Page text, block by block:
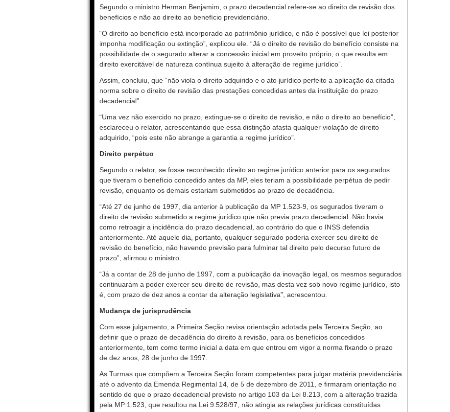
Segundo o ministro Herman Benjamim, o prazo decadencial refere-se ao direito de revisão dos
benefícios e não ao direito ao benefício previdenciário.
“O direito ao benefício está incorporado ao patrimônio jurídico, e não é possível que lei posterior
imponha modificação ou extinção”, explicou ele. “Já o direito de revisão do benefício consiste na
possibilidade de o segurado alterar a concessão inicial em proveito próprio, o que resulta em
direito exercitável de natureza contínua sujeito à alteração de regime jurídico”.
Assim, concluiu, que “não viola o direito adquirido e o ato jurídico perfeito a aplicação da citada
norma sobre o direito de revisão das prestações concedidas antes da instituição do prazo
decadencial”.
“Uma vez não exercido no prazo, extingue-se o direito de revisão, e não o direito ao benefício”,
esclareceu o relator, acrescentando que essa distinção afasta qualquer violação de direito
adquirido, “pois este não abrange a garantia a regime jurídico”.
Direito perpétuo
Segundo o relator, se fosse reconhecido direito ao regime jurídico anterior para os segurados
que tiveram o benefício concedido antes da MP, eles teriam a possibilidade perpétua de pedir
revisão, enquanto os demais estariam submetidos ao prazo de decadência.
“Até 27 de junho de 1997, dia anterior à publicação da MP 1.523-9, os segurados tiveram o
direito de revisão submetido a regime jurídico que não previa prazo decadencial. Não havia
como retroagir a incidência do prazo decadencial, ao contrário do que o INSS defendia
anteriormente. Até aquele dia, portanto, qualquer segurado poderia exercer seu direito de
revisão do benefício, não havendo previsão para fulminar tal direito pelo decurso futuro de
prazo”, afirmou o ministro.
“Já a contar de 28 de junho de 1997, com a publicação da inovação legal, os mesmos segurados
continuaram a poder exercer seu direito de revisão, mas desta vez sob novo regime jurídico, isto
é, com prazo de dez anos a contar da alteração legislativa”, acrescentou.
Mudança de jurisprudência
Com esse julgamento, a Primeira Seção revisa orientação adotada pela Terceira Seção, ao
definir que o prazo de decadência do direito à revisão, para os benefícios concedidos
anteriormente, tem como termo inicial a data em que entrou em vigor a norma fixando o prazo
de dez anos, 28 de junho de 1997.
As Turmas que compõem a Terceira Seção foram competentes para julgar matéria previdenciária
até o advento da Emenda Regimental 14, de 5 de dezembro de 2011, e firmaram orientação no
sentido de que o prazo decadencial previsto no artigo 103 da Lei 8.213, com a alteração trazida
pela MP 1.523, que resultou na Lei 9.528/97, não atingia as relações jurídicas constituídas